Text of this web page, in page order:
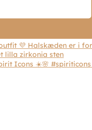
Icons ☀️🌸